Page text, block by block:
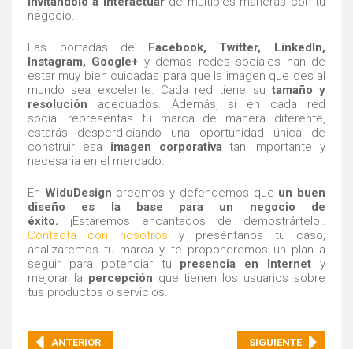
negocio.
Las portadas de Facebook, Twitter, LinkedIn,
Instagram, Google+ y demás redes sociales han de
estar muy bien cuidadas para que la imagen que des al
mundo sea excelente. Cada red tiene su tamaño y
resolución adecuados. Además, si en cada red
social representas tu marca de manera diferente,
estarás desperdiciando una oportunidad única de
construir esa imagen corporativatan importante y
necesaria en el mercado.
En WiduDesign creemos y defendemos que un buen
diseño es la base para un negocio de
éxito. ¡Estaremos encantados de demostrártelo!.
Contacta con nosotros y preséntanos tu caso,
analizaremos tu marca y te propondremos un plan a
seguir para potenciar tu presencia en Internet y
mejorar la percepción que tienen los usuarios sobre
tus productos o servicios.
ANTERIOR SIGUIENTE